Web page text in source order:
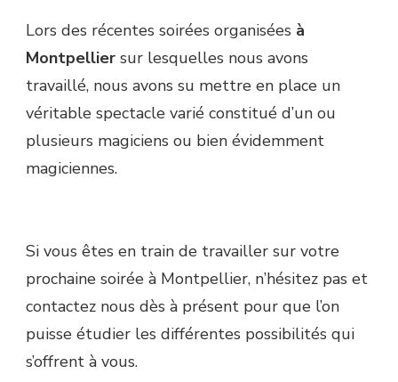
Lors des récentes soirées organisées à
Montpellier sur lesquelles nous avons
travaillé, nous avons su mettre en place un
véritable spectacle varié constitué d’un ou
plusieurs magiciens ou bien évidemment
magiciennes.
Si vous êtes en train de travailler sur votre
prochaine soirée à Montpellier, n’hésitez pas et
contactez nous dès à présent pour que l’on
puisse étudier les différentes possibilités qui
s’offrent à vous.